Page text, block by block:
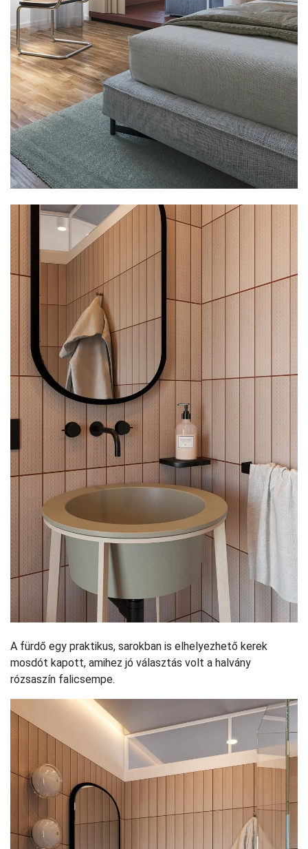
A fürdő egy praktikus, sarokban is elhelyezhető kerek
mosdót kapott, amihez jó választás volt a halvány
rózsaszín falicsempe.